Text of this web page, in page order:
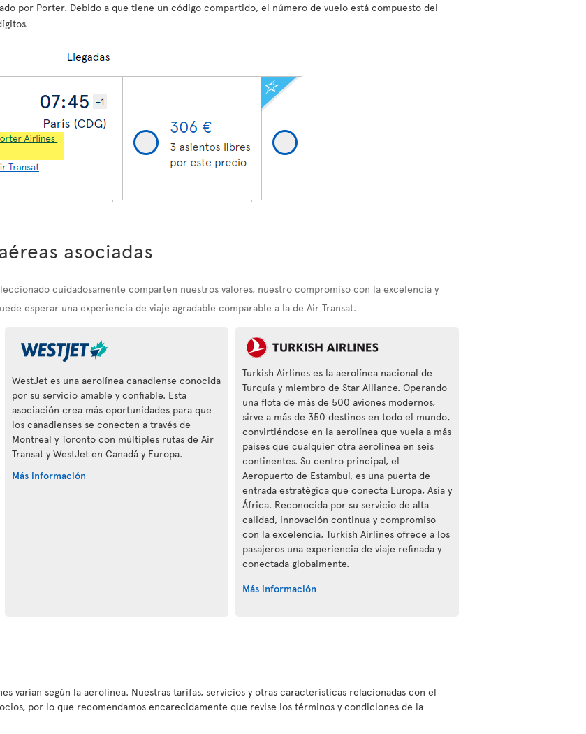
por Porter. Debido a que tiene un código compartido, el número de vuelo está compuesto del
asociadas
cuidadosamente comparten nuestros valores, nuestro compromiso con la excelencia y
esperar una experiencia de viaje agradable comparable a la de Air Transat.
WestJet es una aerolínea canadiense conocida
por su servicio amable y confiable. Esta
asociación crea más oportunidades para que
los canadienses se conecten a través de
Montreal y Toronto con múltiples rutas de Air
Transat y WestJet en Canadá y Europa.
Más información
Turkish Airlines es la aerolínea nacional de
Turquía y miembro de Star Alliance. Operando
una flota de más de 500 aviones modernos,
sirve a más de 350 destinos en todo el mundo,
convirtiéndose en la aerolínea que vuela a más
países que cualquier otra aerolínea en seis
continentes. Su centro principal, el
Aeropuerto de Estambul, es una puerta de
entrada estratégica que conecta Europa, Asia y
África. Reconocida por su servicio de alta
calidad, innovación continua y compromiso
con la excelencia, Turkish Airlines ofrece a los
pasajeros una experiencia de viaje refinada y
conectada globalmente.
Más información
varían según la aerolínea. Nuestras tarifas, servicios y otras características relacionadas con el
por lo que recomendamos encarecidamente que revise los términos y condiciones de la